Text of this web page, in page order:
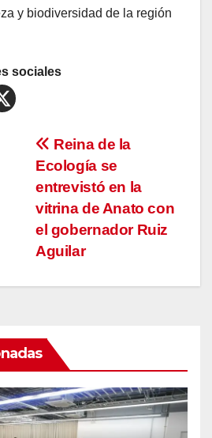
y biodiversidad de la región
sociales
Reina de la
Ecología se
entrevistó en la
vitrina de Anato con
el gobernador Ruiz
Aguilar